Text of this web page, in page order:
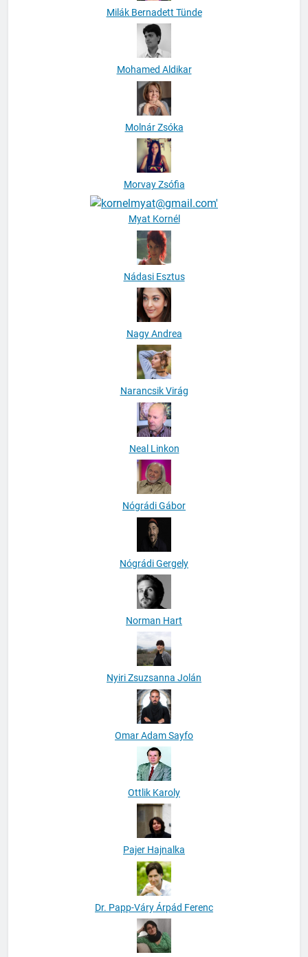
Milák Bernadett Tünde
Mohamed Aldikar
Molnár Zsóka
Morvay Zsófia
Myat Kornél
Nádasi Esztus
Nagy Andrea
Narancsik Virág
Neal Linkon
Nógrádi Gábor
Nógrádi Gergely
Norman Hart
Nyiri Zsuzsanna Jolán
Omar Adam Sayfo
Ottlik Karoly
Pajer Hajnalka
Dr. Papp-Váry Árpád Ferenc